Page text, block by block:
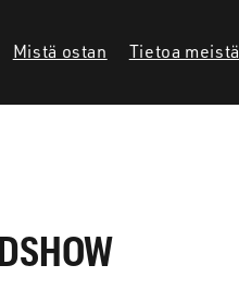
Mistä ostan Tietoa meistä